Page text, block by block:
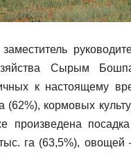
Сырым
к настоящему
(62%), кормовых
произведена
га (63,5%), овощей